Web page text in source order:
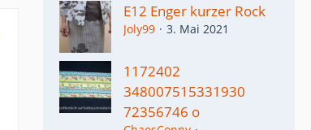
E12 Enger kurzer Rock
Joly99 3. Mai 2021
1172402
348007515331930
72356746 o